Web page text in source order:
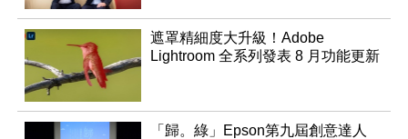
遮罩精細度大升級！Adobe
Lightroom 全系列發表 8 月功能更新
「歸。綠」Epson第九屆創意達人